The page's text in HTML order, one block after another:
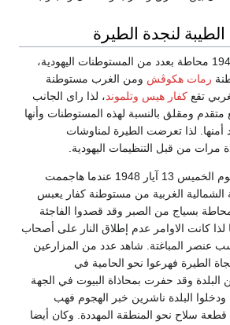
لنجدة الطيرة
كانت الطيرة في عام 1948 محاطة بعدد من المستوطنات اليهودية،
رمات هكوڤش ومن الغرب مستوطنة
تقع كفار هيس وتلموند، لذا راى الجانب
متقدم ومقلق بالنسبة لهذه المستوطنات وأنها
لذا تعرضت الطيرة لمناوشات
من قبل التنظيمات اليهودية.
وقعت المعركة الأولى يوم الخميس 13 آيار 1948 عندما هاجممت
الشمالية الغربية من مستوطنة كفار يعبس
بسياج من الصبر وقد قصدوا الفاجئة
لذا كانت الاوامر عدم إطلاق النار على أصحاب
عنصر المباغتة. شاهد عدد من المزارعين
الطيرة فهرعوا نحو الحامية في
البلدة وقد حفرت بمحاذاة البيوت في الجهة
ودخلوا البلدة ناشرين خبر الهجوم فهب
سلاح نحو المنطقة المهددة. وكان أيضا